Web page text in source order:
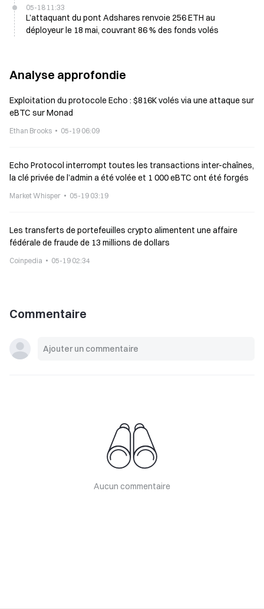
05-18 11:33
L’attaquant du pont Adshares renvoie 256 ETH au
déployeur le 18 mai, couvrant 86 % des fonds volés
Analyse approfondie
Exploitation du protocole Echo : $816K volés via une attaque sur
eBTC sur Monad
Ethan Brooks 05-19 06:09
Echo Protocol interrompt toutes les transactions inter-chaînes,
la clé privée de l’admin a été volée et 1 000 eBTC ont été forgés
Market Whisper 05-19 03:19
Les transferts de portefeuilles crypto alimentent une affaire
fédérale de fraude de 13 millions de dollars
Coinpedia 05-19 02:34
Commentaire
Aucun commentaire